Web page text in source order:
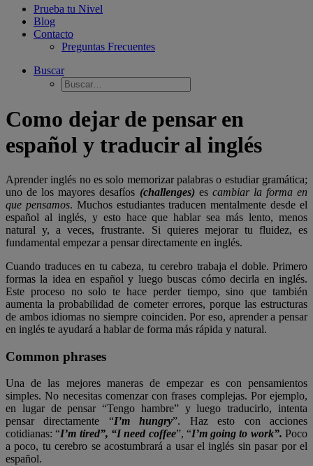
Prueba tu Nivel
Blog
Contacto
Preguntas Frecuentes
Buscar
Como dejar de pensar en
español y traducir al inglés
Aprender inglés no es solo memorizar palabras o estudiar gramática;
uno de los mayores desafíos (challenges) es cambiar la forma en
que pensamos. Muchos estudiantes traducen mentalmente desde el
español al inglés, y esto hace que hablar sea más lento, menos
natural y, a veces, frustrante. Si quieres mejorar tu fluidez, es
fundamental empezar a pensar directamente en inglés.
Cuando traduces en tu cabeza, tu cerebro trabaja el doble. Primero
formas la idea en español y luego buscas cómo decirla en inglés.
Este proceso no solo te hace perder tiempo, sino que también
aumenta la probabilidad de cometer errores, porque las estructuras
de ambos idiomas no siempre coinciden. Por eso, aprender a pensar
en inglés te ayudará a hablar de forma más rápida y natural.
Common phrases
Una de las mejores maneras de empezar es con pensamientos
simples. No necesitas comenzar con frases complejas. Por ejemplo,
en lugar de pensar “Tengo hambre” y luego traducirlo, intenta
pensar directamente “I’m hungry”. Haz esto con acciones
cotidianas: “I’m tired”, “I need coffee”, “I’m going to work”. Poco
a poco, tu cerebro se acostumbrará a usar el inglés sin pasar por el
español.